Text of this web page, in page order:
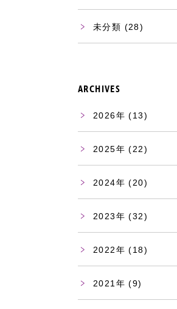
未分類 (28)
ARCHIVES
2026 (13)
2025 (22)
2024 (20)
2023 (32)
2022 (18)
2021 (9)